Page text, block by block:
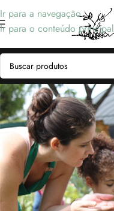
Ir para a navegação
Ir para o conteúdo principal